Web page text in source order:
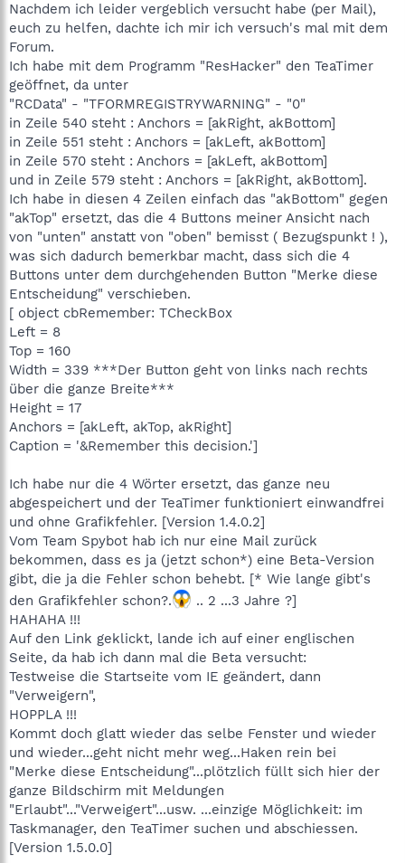
Nachdem ich leider vergeblich versucht habe (per Mail),
euch zu helfen, dachte ich mir ich versuch's mal mit dem
Forum.
Ich habe mit dem Programm "ResHacker" den TeaTimer
geöffnet, da unter
"RCData" - "TFORMREGISTRYWARNING" - "0"
in Zeile 540 steht : Anchors = [akRight, akBottom]
in Zeile 551 steht : Anchors = [akLeft, akBottom]
in Zeile 570 steht : Anchors = [akLeft, akBottom]
und in Zeile 579 steht : Anchors = [akRight, akBottom].
Ich habe in diesen 4 Zeilen einfach das "akBottom" gegen
"akTop" ersetzt, das die 4 Buttons meiner Ansicht nach
von "unten" anstatt von "oben" bemisst ( Bezugspunkt ! ),
was sich dadurch bemerkbar macht, dass sich die 4
Buttons unter dem durchgehenden Button "Merke diese
Entscheidung" verschieben.
[ object cbRemember: TCheckBox
Left = 8
Top = 160
Width = 339 ***Der Button geht von links nach rechts
über die ganze Breite***
Height = 17
Anchors = [akLeft, akTop, akRight]
Caption = '&Remember this decision.']
Ich habe nur die 4 Wörter ersetzt, das ganze neu
abgespeichert und der TeaTimer funktioniert einwandfrei
und ohne Grafikfehler. [Version 1.4.0.2]
Vom Team Spybot hab ich nur eine Mail zurück
bekommen, dass es ja (jetzt schon*) eine Beta-Version
gibt, die ja die Fehler schon behebt. [* Wie lange gibt's
den Grafikfehler schon?.
.. 2 ...3 Jahre ?]
HAHAHA !!!
Auf den Link geklickt, lande ich auf einer englischen
Seite, da hab ich dann mal die Beta versucht:
Testweise die Startseite vom IE geändert, dann
"Verweigern",
HOPPLA !!!
Kommt doch glatt wieder das selbe Fenster und wieder
und wieder...geht nicht mehr weg...Haken rein bei
"Merke diese Entscheidung"...plötzlich füllt sich hier der
ganze Bildschirm mit Meldungen
"Erlaubt"..."Verweigert"...usw. ...einzige Möglichkeit: im
Taskmanager, den TeaTimer suchen und abschiessen.
[Version 1.5.0.0]